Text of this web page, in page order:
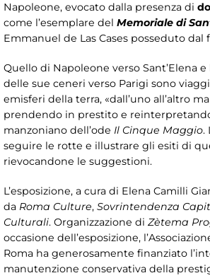
Napoleone, evocato dalla presenza di
come l’esemplare del Memoriale di
Emmanuel de Las Cases posseduto
Quello di Napoleone verso Sant’Elena e
delle sue ceneri verso Parigi sono
emisferi della terra, «dall’uno all’altro
prendendo in prestito e
manzoniano dell’ode Il Cinque Maggio.
seguire le rotte e illustrare gli esiti di
rievocandone le suggestioni.
L’esposizione, a cura di Elena Camilli
da Roma Culture, Sovrintendenza
Culturali. Organizzazione di Zètema
occasione dell’esposizione,
Roma ha generosamente finanziato
manutenzione conservativa della